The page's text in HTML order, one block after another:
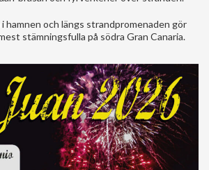
hamnen och längs strandpromenaden gör
stämningsfulla på södra Gran Canaria.